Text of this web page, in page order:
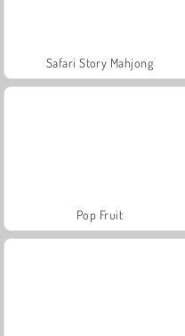
Safari Story Mahjong
Pop Fruit